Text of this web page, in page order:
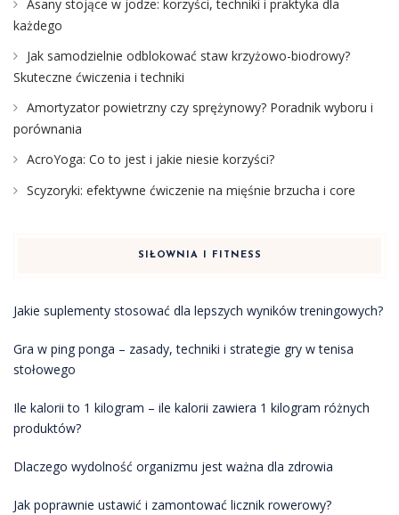
Asany stojące w jodze: korzyści, techniki i praktyka dla
każdego
Jak samodzielnie odblokować staw krzyżowo-biodrowy?
Skuteczne ćwiczenia i techniki
Amortyzator powietrzny czy sprężynowy? Poradnik wyboru i
porównania
AcroYoga: Co to jest i jakie niesie korzyści?
Scyzoryki: efektywne ćwiczenie na mięśnie brzucha i core
SIŁOWNIA I FITNESS
Jakie suplementy stosować dla lepszych wyników treningowych?
Gra w ping ponga – zasady, techniki i strategie gry w tenisa
stołowego
Ile kalorii to 1 kilogram – ile kalorii zawiera 1 kilogram różnych
produktów?
Dlaczego wydolność organizmu jest ważna dla zdrowia
Jak poprawnie ustawić i zamontować licznik rowerowy?